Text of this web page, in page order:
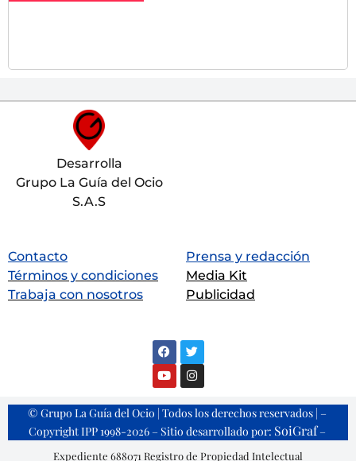
Desarrolla
Grupo La Guía del Ocio
S.A.S
Contacto
Términos y condiciones
Trabaja con nosotros
Prensa y redacción
Media Kit
Publicidad
© Grupo La Guía del Ocio | Todos los derechos reservados | –
Copyright IPP 1998-2026 – Sitio desarrollado por: SoiGraf–
Expediente 688071 Registro de Propiedad Intelectual